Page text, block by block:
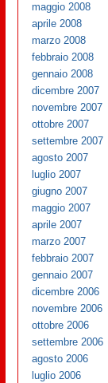
maggio 2008
aprile 2008
marzo 2008
febbraio 2008
gennaio 2008
dicembre 2007
novembre 2007
ottobre 2007
settembre 2007
agosto 2007
luglio 2007
giugno 2007
maggio 2007
aprile 2007
marzo 2007
febbraio 2007
gennaio 2007
dicembre 2006
novembre 2006
ottobre 2006
settembre 2006
agosto 2006
luglio 2006